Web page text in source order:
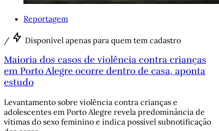
Reportagem
/ Disponível apenas para quem tem cadastro
Maioria dos casos de violência contra crianças
em Porto Alegre ocorre dentro de casa, aponta
estudo
Levantamento sobre violência contra crianças e
adolescentes em Porto Alegre revela predominância de
vítimas do sexo feminino e indica possível subnotificação